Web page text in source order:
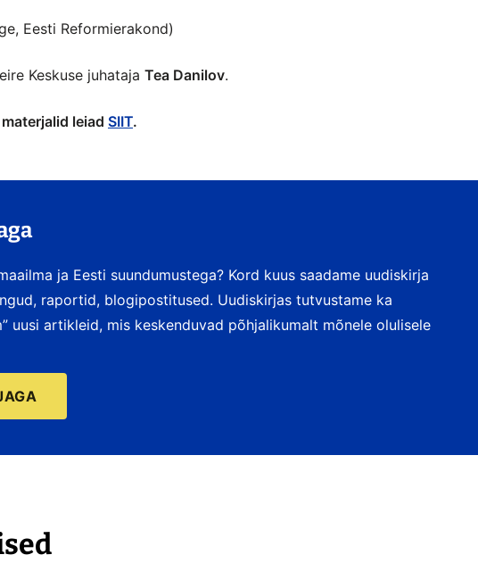
Eesti Reformierakond)
Keskuse juhataja Tea Danilov.
leiad SIIT.
ja Eesti suundumustega? Kord kuus saadame uudiskirja
raportid, blogipostitused. Uudiskirjas tutvustame ka
uusi artikleid, mis keskenduvad põhjalikumalt mõnele olulisele